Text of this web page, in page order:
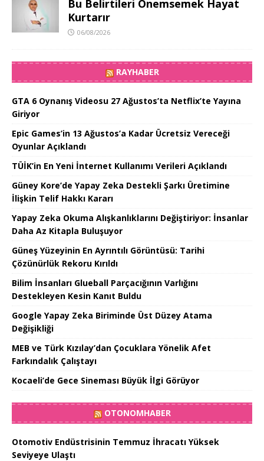
Bu Belirtileri Önemsemek Hayat
Kurtarır
06/08/2026
RAYHABER
GTA 6 Oynanış Videosu 27 Ağustos’ta Netflix’te Yayına
Giriyor
Epic Games’in 13 Ağustos’a Kadar Ücretsiz Vereceği
Oyunlar Açıklandı
TÜİK’in En Yeni İnternet Kullanımı Verileri Açıklandı
Güney Kore’de Yapay Zeka Destekli Şarkı Üretimine
İlişkin Telif Hakkı Kararı
Yapay Zeka Okuma Alışkanlıklarını Değiştiriyor: İnsanlar
Daha Az Kitapla Buluşuyor
Güneş Yüzeyinin En Ayrıntılı Görüntüsü: Tarihi
Çözünürlük Rekoru Kırıldı
Bilim İnsanları Glueball Parçacığının Varlığını
Destekleyen Kesin Kanıt Buldu
Google Yapay Zeka Biriminde Üst Düzey Atama
Değişikliği
MEB ve Türk Kızılay’dan Çocuklara Yönelik Afet
Farkındalık Çalıştayı
Kocaeli’de Gece Sineması Büyük İlgi Görüyor
OTONOMHABER
Otomotiv Endüstrisinin Temmuz İhracatı Yüksek
Seviyeye Ulaştı